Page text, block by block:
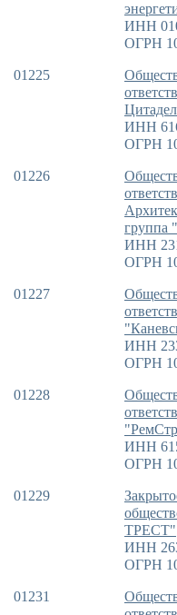
ИНН
ОГРН
01225
ИНН
ОГРН
01226
группа
ИНН
ОГРН
01227
ИНН
ОГРН
01228
ИНН
ОГРН
01229
ТРЕСТ"
ИНН
ОГРН
01231